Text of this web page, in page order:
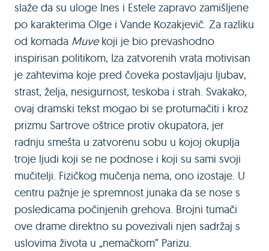
slaže da su uloge Ines i Estele zapravo zamišljene
po karakterima Olge i Vande Кozakjevič. Za razliku
od komada Muvekoji je bio prevashodno
inspirisan politikom, Iza zatvorenih vrata motivisan
je zahtevima koje pred čoveka postavljaju ljubav,
strast, želja, nesigurnost, teskoba i strah. Svakako,
ovaj dramski tekst mogao bi se protumačiti i kroz
prizmu Sartrove oštrice protiv okupatora, jer
radnju smešta u zatvorenu sobu u kojoj okuplja
troje ljudi koji se ne podnose i koji su sami svoji
mučitelji. Fizičkog mučenja nema, ono izostaje. U
centru pažnje je spremnost junaka da se nose s
posledicama počinjenih grehova. Brojni tumači
ove drame direktno su povezivali njen sadržaj s
uslovima života u „nemačkom” Parizu.